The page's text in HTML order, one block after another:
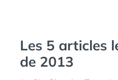
Les 5 articles
de 2013